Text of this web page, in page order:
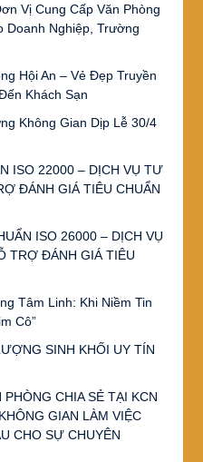
Vị Cung Cấp Văn Phòng
Doanh Nghiệp, Trường
Hội An – Vẻ Đẹp Truyền
Khách Sạn
Không Gian Dịp Lễ 30/4
ISO 22000 – DỊCH VỤ TƯ
ĐÁNH GIÁ TIÊU CHUẨN
ISO 26000 – DỊCH VỤ
TRỢ ĐÁNH GIÁ TIÊU
Tâm Linh: Khi Niềm Tin
Cô”
SINH KHỐI UY TÍN
CHIA SẺ TẠI KCN
GIAN LÀM VIỆC
CHO SỰ CHUYÊN